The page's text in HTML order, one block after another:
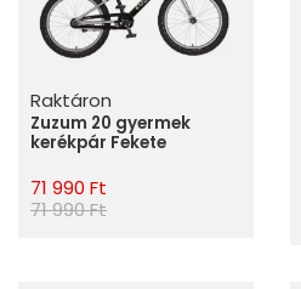
Raktáron
Zuzum 20 gyermek
kerékpár Fekete
71 990 Ft
71 990 Ft